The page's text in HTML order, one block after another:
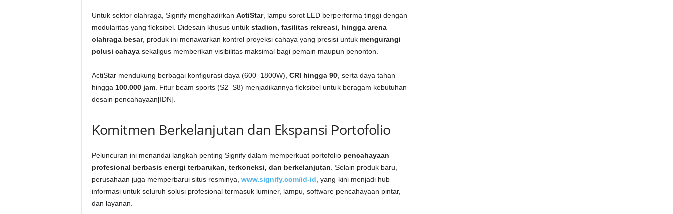
Untuk sektor olahraga, Signify menghadirkan ActiStar, lampu sorot LED berperforma tinggi dengan
modularitas yang fleksibel. Didesain khusus untuk stadion, fasilitas rekreasi, hingga arena
olahraga besar, produk ini menawarkan kontrol proyeksi cahaya yang presisi untuk mengurangi
polusi cahayasekaligus memberikan visibilitas maksimal bagi pemain maupun penonton.
ActiStar mendukung berbagai konfigurasi daya (600–1800W), CRI hingga 90, serta daya tahan
hingga 100.000 jam. Fitur beam sports (S2–S8) menjadikannya fleksibel untuk beragam kebutuhan
desain pencahayaan[IDN].
Komitmen Berkelanjutan dan Ekspansi Portofolio
Peluncuran ini menandai langkah penting Signify dalam memperkuat portofolio pencahayaan
profesional berbasis energi terbarukan, terkoneksi, dan berkelanjutan. Selain produk baru,
perusahaan juga memperbarui situs resminya, www.signify.com/id-id, yang kini menjadi hub
informasi untuk seluruh solusi profesional termasuk luminer, lampu, software pencahayaan pintar,
dan layanan.